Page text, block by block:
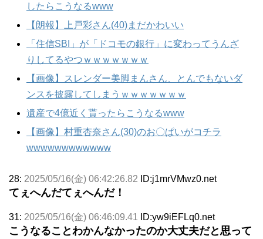
したらこうなるwww
【朗報】上戸彩さん(40)まだかわいい
「住信SBI」が「ドコモの銀行」に変わってうんざ
りしてるやつｗｗｗｗｗｗｗ
【画像】スレンダー美脚まんさん、とんでもないダ
ンスを披露してしまうｗｗｗｗｗｗｗ
遺産で4億近く貰ったらこうなるwww
【画像】村重杏奈さん(30)のお〇ぱいがコチラ
wwwwwwwwwwww
28: 2025/05/16(金) 06:42:26.82 ID:j1mrVMwz0.net
てぇへんだてぇへんだ！
31: 2025/05/16(金) 06:46:09.41 ID:yw9iEFLq0.net
こうなることわかんなかったのか大丈夫だと思って